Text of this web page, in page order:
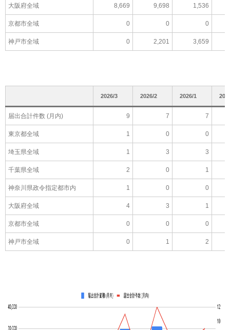
大阪府全域 8,669 9,698 1,536
京都市全域 0 0 0
神戸市全域 0 2,201 3,659
2026/3 2026/2 2026/1
届出合計件数 (月内) 9 7 7
東京都全域 1 0 0
埼玉県全域 1 3 3
千葉県全域 2 0 1
神奈川県政令指定都市内 1 0 0
大阪府全域 4 3 1
京都市全域 0 0 0
神戸市全域 0 1 2